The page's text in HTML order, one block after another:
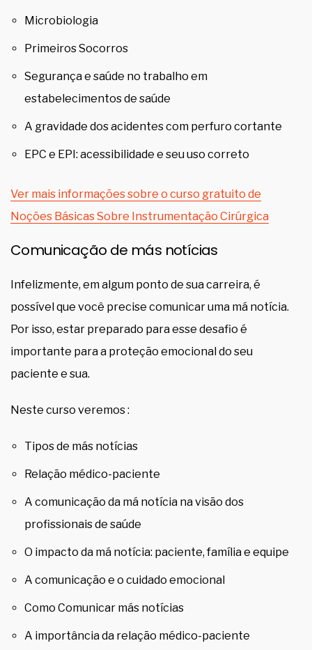
Microbiologia
Primeiros Socorros
Segurança e saúde no trabalho em
estabelecimentos de saúde
A gravidade dos acidentes com perfuro cortante
EPC e EPI: acessibilidade e seu uso correto
Ver mais informações sobre o curso gratuito de
Noções Básicas Sobre Instrumentação Cirúrgica
Comunicação de más notícias
Infelizmente, em algum ponto de sua carreira, é
possível que você precise comunicar uma má notícia.
Por isso, estar preparado para esse desafio é
importante para a proteção emocional do seu
paciente e sua.
Neste curso veremos :
Tipos de más notícias
Relação médico-paciente
A comunicação da má notícia na visão dos
profissionais de saúde
O impacto da má notícia: paciente, família e equipe
A comunicação e o cuidado emocional
Como Comunicar más notícias
A importância da relação médico-paciente